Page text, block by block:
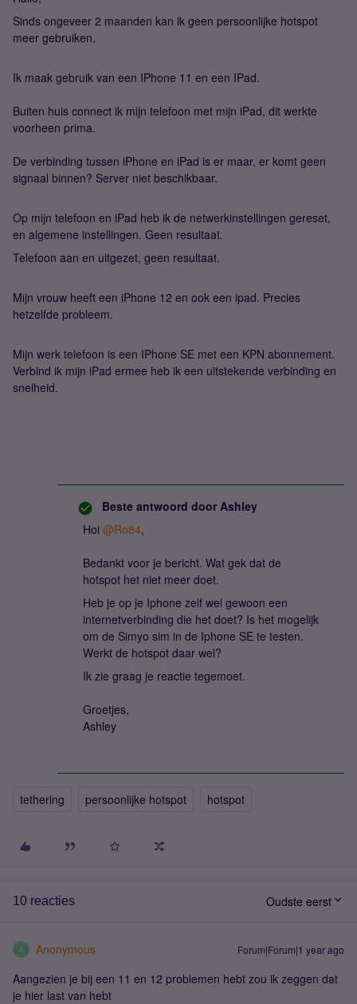
Sinds ongeveer 2 maanden kan ik geen persoonlijke hotspot
meer gebruiken.
Ik maak gebruik van een IPhone 11 en een IPad.
Buiten huis connect ik mijn telefoon met mijn iPad, dit werkte
voorheen prima.
De verbinding tussen iPhone en iPad is er maar, er komt geen
signaal binnen? Server niet beschikbaar.
Op mijn telefoon en iPad heb ik de netwerkinstellingen gereset,
en algemene instellingen. Geen resultaat.
Telefoon aan en uitgezet, geen resultaat.
Mijn vrouw heeft een iPhone 12 en ook een ipad. Precies
hetzelfde probleem.
Mijn werk telefoon is een IPhone SE met een KPN abonnement.
Verbind ik mijn iPad ermee heb ik een uitstekende verbinding en
snelheid.
Beste antwoord door Ashley
Hoi @Ro84,
Bedankt voor je bericht. Wat gek dat de
hotspot het niet meer doet.
Heb je op je Iphone zelf wel gewoon een
internetverbinding die het doet? Is het mogelijk
om de Simyo sim in de Iphone SE te testen.
Werkt de hotspot daar wel?
Ik zie graag je reactie tegemoet.
Groetjes,
Ashley
tethering persoonlijke hotspot hotspot
10 reacties Oudste eerst
A Anonymous Forum|Forum|1 year ago
Aangezien je bij een 11 en 12 problemen hebt zou ik zeggen dat
je hier last van hebt